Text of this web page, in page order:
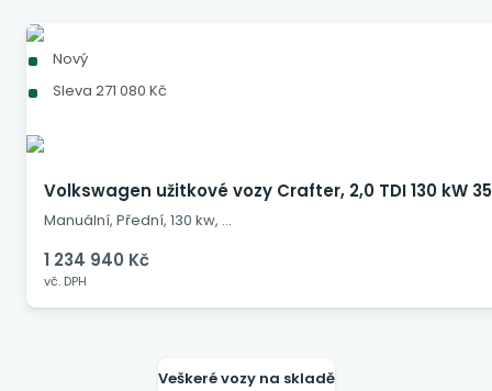
Nový
Sleva 271 080 Kč
Volkswagen užitkové vozy Crafter, 2,0 TDI 130 kW
Manuální, Přední, 130 kw, …
1 234 940 Kč
vč. DPH
Veškeré vozy na skladě